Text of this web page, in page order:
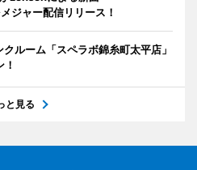
ジャー配信リリース！
ルーム「スペラボ錦糸町太平店」
と見る